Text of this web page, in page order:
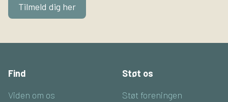
Tilmeld dig her
Find
Viden om os
Støt os
Støt foreningen